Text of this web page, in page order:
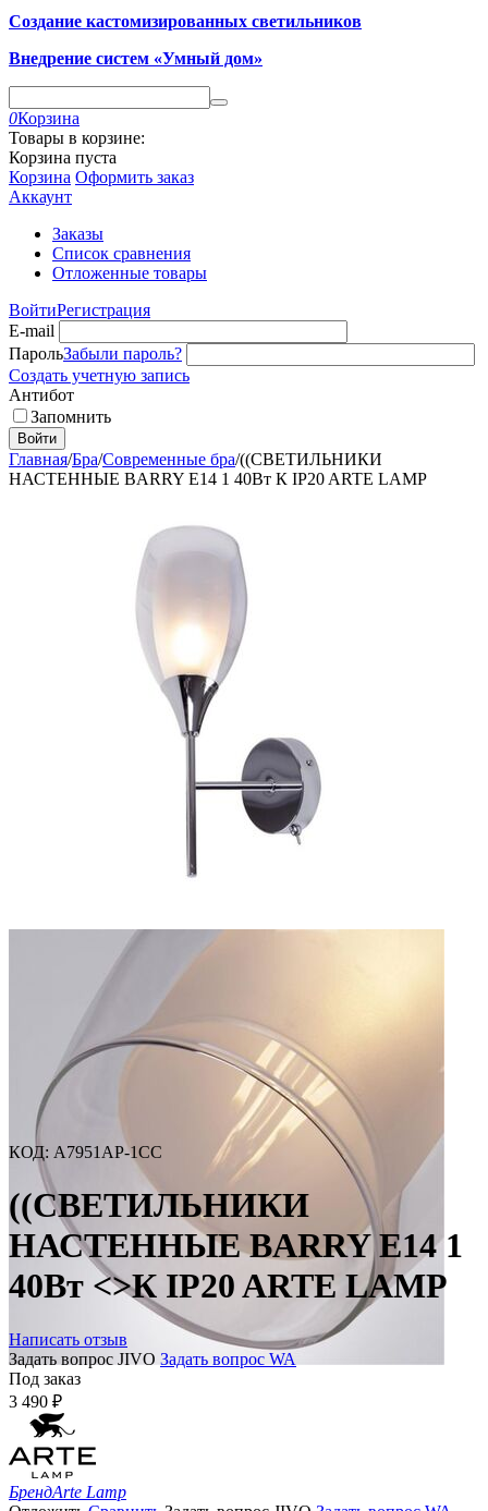
Создание кастомизированных светильников
Внедрение систем «Умный дом»
0Корзина
Товары в корзине:
Корзина пуста
Корзина Оформить заказ
Аккаунт
Заказы
Список сравнения
Отложенные товары
ВойтиРегистрация
E-mail
ПарольЗабыли пароль?
Создать учетную запись
Антибот
Запомнить
Войти
Главная/Бра/Современные бра/((СВЕТИЛЬНИКИ
НАСТЕННЫЕ BARRY E14 1 40Вт К IP20 ARTE LAMP
КОД: A7951AP-1CC
((СВЕТИЛЬНИКИ
НАСТЕННЫЕ BARRY E14 1
40Вт <>К IP20 ARTE LAMP
Написать отзыв
Задать вопрос JIVO Задать вопрос WA
Под заказ
3 490 ₽
БрендArte Lamp